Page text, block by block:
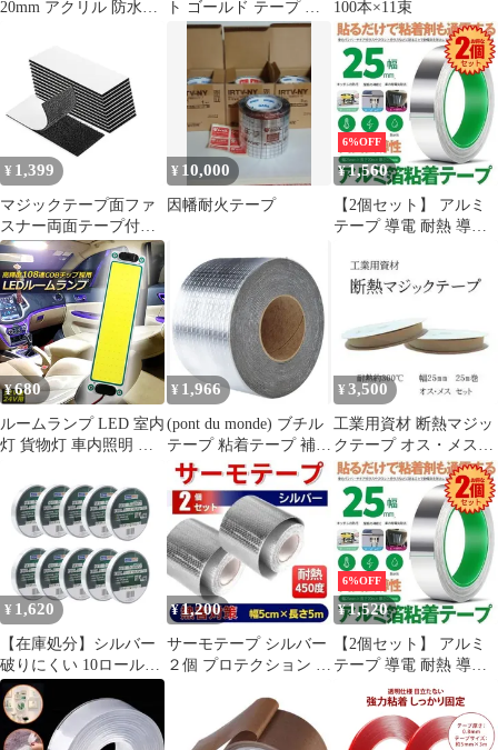
20mm アクリル 防水用
ト ゴールド テープ 汎
用 断熱 耐熱 無地 350
プ 熱反射 エンジン マ
フラー ドレスアップ
SN-226-T (5ｍx4巻 結束
バンド16本)
100本×11束
¥ 1,399
マジックテープ面ファ
スナー両面テープ付き
超強力粘着面ファスナ
ー繰り返し使用強力な
接着力残渣を残さず引
き裂く防水耐熱防じん
¥ 10,000
因幡耐火テープ
6%OFF
¥1,560
【2個セット】 アルミ
テープ 導電 耐熱 導電
箔粘着テープ 静電気除
去 アルミテープチュー
厚手 台所 配管 車両 浴
槽 家庭 工業 多用途テ
ープ 幅25mm×長さ
20m×厚さ
0.1mmRUMITAPE
¥680
ルームランプ LED 室内
灯 貨物灯 車内照明 汎
トラック 12V 24V マー
カーランプ キャンピン
グカー テントライト 作
業車用 COB素子 PCカ
バー 電源スイッチ付き
ネジ 両面テープ付き カ
バーなし
¥ 1,966
(pont du monde) ブチル
テープ 粘着テープ 補修
テープ テープ 防水 強
力 亀裂 修理
(10cm×5m) [10cm×5m]
¥ 3,500
工業用資材 断熱マジッ
クテープ オス・メスセ
ット 25mm幅 25m巻
¥ 1,620
【在庫処分】シルバー
破りにくい 10ロール
(20mm 防水 耐熱 ステ
ンレステープ x アルミ
箔テープ ガラス繊維 金
¥1,200
サーモテープ シルバー
２個 プロテクション リ
6%OFF
¥1,520
【2個セット】 アルミ
テープ 導電 耐熱 導電
性アルミテープ アルミ
箔粘着テープ 静電気除
去 アルミテープチュー